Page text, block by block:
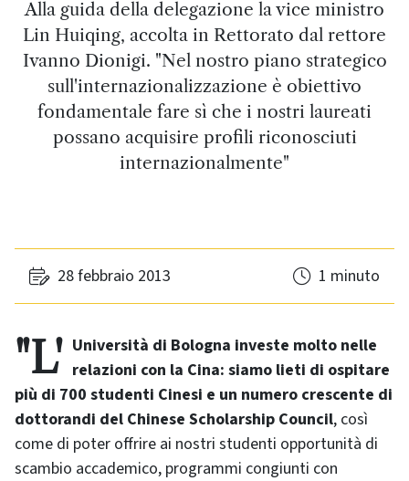
Alla guida della delegazione la vice ministro
Lin Huiqing, accolta in Rettorato dal rettore
Ivanno Dionigi. "Nel nostro piano strategico
sull'internazionalizzazione è obiettivo
fondamentale fare sì che i nostri laureati
possano acquisire profili riconosciuti
internazionalmente"
28 febbraio 2013 1 minuto
"L'Università di Bologna investe molto nelle relazioni con la Cina: siamo lieti di ospitare
più di 700 studenti Cinesi e un numero crescente di
dottorandi del Chinese Scholarship Council, così
come di poter offrire ai nostri studenti opportunità di
scambio accademico, programmi congiunti con